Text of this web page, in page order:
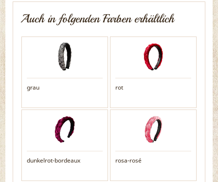
Auch in folgenden Farben erhältlich
grau rot
dunkelrot-bordeaux rosa-rosé